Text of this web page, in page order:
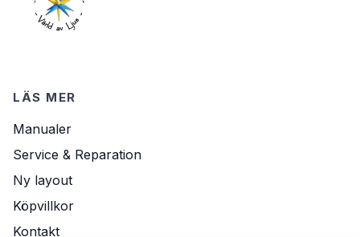
LÄS MER
Manualer
Service & Reparation
Ny layout
Köpvillkor
Kontakt